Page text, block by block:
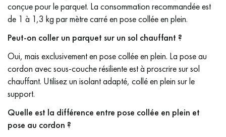
conçue pour le parquet. La consommation recommandée est
de 1 à 1,3 kg par mètre carré en pose collée en plein.
Peut-on coller un parquet sur un sol chauffant ?
Oui, mais exclusivement en pose collée en plein. La pose au
cordon avec sous-couche résiliente est à proscrire sur sol
chauffant. Utilisez un isolant adapté, collé en plein sur le
support.
Quelle est la différence entre pose collée en plein et
pose au cordon ?